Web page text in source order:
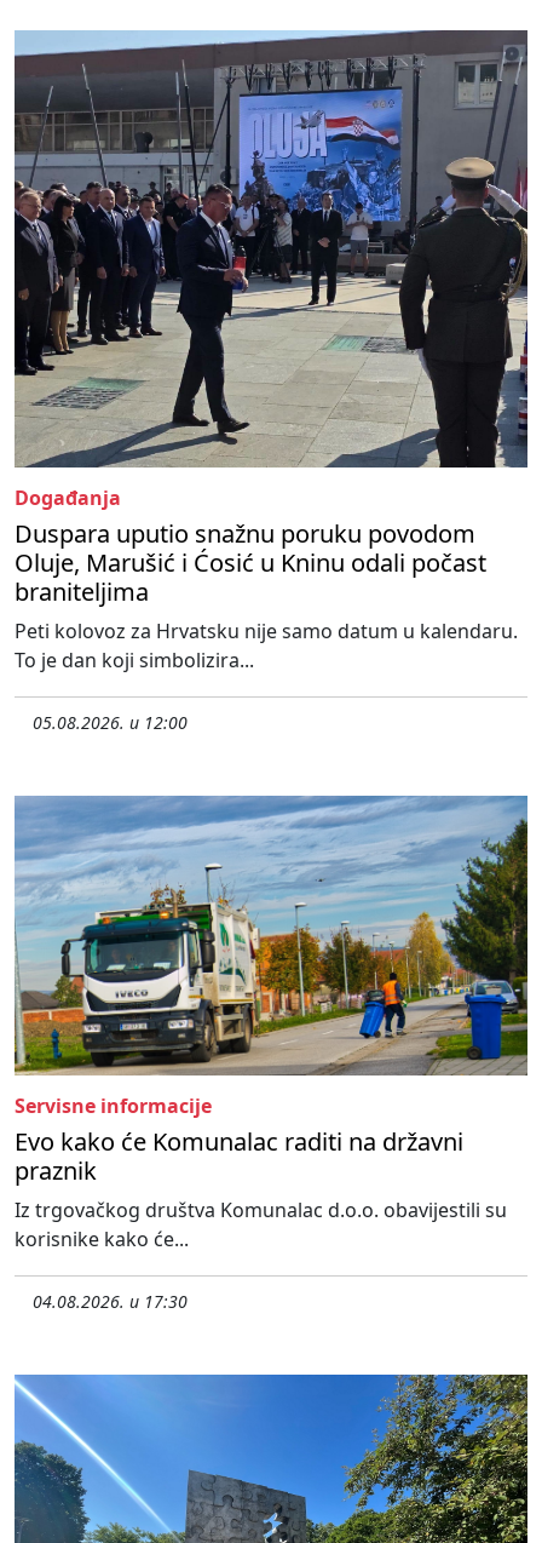
Događanja
Duspara uputio snažnu poruku povodom
Oluje, Marušić i Ćosić u Kninu odali počast
braniteljima
Peti kolovoz za Hrvatsku nije samo datum u kalendaru.
To je dan koji simbolizira...
05.08.2026. u 12:00
Servisne informacije
Evo kako će Komunalac raditi na državni
praznik
Iz trgovačkog društva Komunalac d.o.o. obavijestili su
korisnike kako će...
04.08.2026. u 17:30